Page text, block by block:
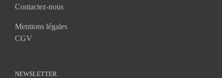
Contactez-nous
Mentions légales
CGV
NEWSLETTER